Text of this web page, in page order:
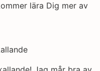
lära Dig mer av